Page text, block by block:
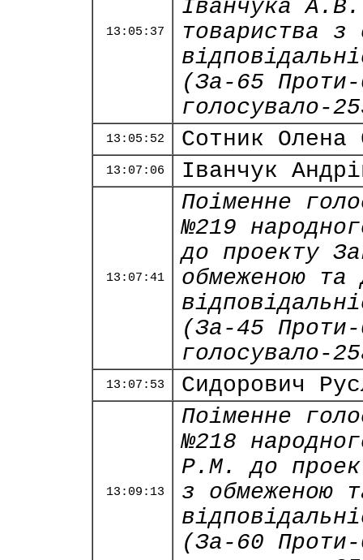
13:05:37
Іванчука
товариства з
(За-65
голосувало-
13:05:52 Сотник Олена
13:07:06 Іванчук
13:07:41
Поіменне
№219
до проекту
обмеженою та
(За-45
голосувало-
13:07:53 Сидорович
13:09:13
Поіменне
№218
Р.М. до
з обмеженою
(За-60